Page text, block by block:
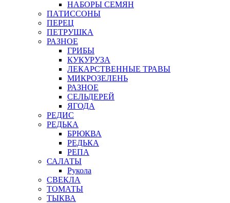
НАБОРЫ СЕМЯН
ПАТИССОНЫ
ПЕРЕЦ
ПЕТРУШКА
РАЗНОЕ
ГРИБЫ
КУКУРУЗА
ЛЕКАРСТВЕННЫЕ ТРАВЫ
МИКРОЗЕЛЕНЬ
РАЗНОЕ
СЕЛЬДЕРЕЙ
ЯГОДА
РЕДИС
РЕДЬКА
БРЮКВА
РЕДЬКА
РЕПА
САЛАТЫ
Рукола
СВЕКЛА
ТОМАТЫ
ТЫКВА